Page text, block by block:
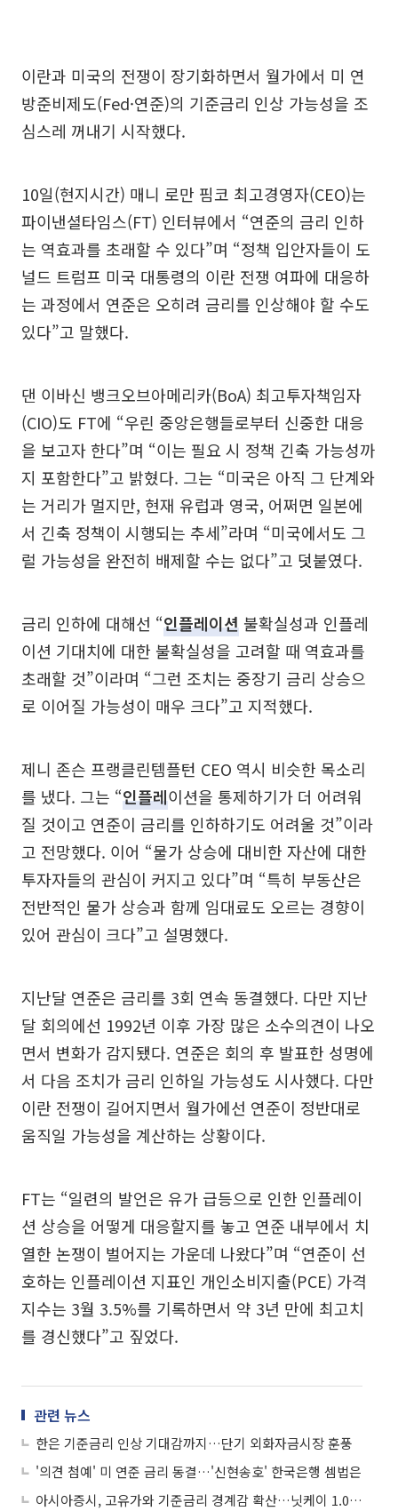
이란과 미국의 전쟁이 장기화하면서 월가에서 미 연
방준비제도(Fed·연준)의 기준금리 인상 가능성을 조
심스레 꺼내기 시작했다.
10일(현지시간) 매니 로만 핌코 최고경영자(CEO)는
파이낸셜타임스(FT) 인터뷰에서 “연준의 금리 인하
는 역효과를 초래할 수 있다”며 “정책 입안자들이 도
널드 트럼프 미국 대통령의 이란 전쟁 여파에 대응하
는 과정에서 연준은 오히려 금리를 인상해야 할 수도
있다”고 말했다.
댄 이바신 뱅크오브아메리카(BoA) 최고투자책임자
(CIO)도 FT에 “우린 중앙은행들로부터 신중한 대응
을 보고자 한다”며 “이는 필요 시 정책 긴축 가능성까
지 포함한다”고 밝혔다. 그는 “미국은 아직 그 단계와
는 거리가 멀지만, 현재 유럽과 영국, 어쩌면 일본에
서 긴축 정책이 시행되는 추세”라며 “미국에서도 그
럴 가능성을 완전히 배제할 수는 없다”고 덧붙였다.
금리 인하에 대해선 “인플레이션 불확실성과 인플레
이션 기대치에 대한 불확실성을 고려할 때 역효과를
초래할 것”이라며 “그런 조치는 중장기 금리 상승으
로 이어질 가능성이 매우 크다”고 지적했다.
제니 존슨 프랭클린템플턴 CEO 역시 비슷한 목소리
를 냈다. 그는 “인플레이션을 통제하기가 더 어려워
질 것이고 연준이 금리를 인하하기도 어려울 것”이라
고 전망했다. 이어 “물가 상승에 대비한 자산에 대한
투자자들의 관심이 커지고 있다”며 “특히 부동산은
전반적인 물가 상승과 함께 임대료도 오르는 경향이
있어 관심이 크다”고 설명했다.
지난달 연준은 금리를 3회 연속 동결했다. 다만 지난
달 회의에선 1992년 이후 가장 많은 소수의견이 나오
면서 변화가 감지됐다. 연준은 회의 후 발표한 성명에
서 다음 조치가 금리 인하일 가능성도 시사했다. 다만
이란 전쟁이 길어지면서 월가에선 연준이 정반대로
움직일 가능성을 계산하는 상황이다.
FT는 “일련의 발언은 유가 급등으로 인한 인플레이
션 상승을 어떻게 대응할지를 놓고 연준 내부에서 치
열한 논쟁이 벌어지는 가운데 나왔다”며 “연준이 선
호하는 인플레이션 지표인 개인소비지출(PCE) 가격
지수는 3월 3.5%를 기록하면서 약 3년 만에 최고치
를 경신했다”고 짚었다.
관련 뉴스
한은 기준금리 인상 기대감까지…단기 외화자금시장 훈풍
'의견 첨예' 미 연준 금리 동결…'신현송호' 한국은행 셈법은
아시아증시, 고유가와 기준금리 경계감 확산…닛케이 1.06%↓